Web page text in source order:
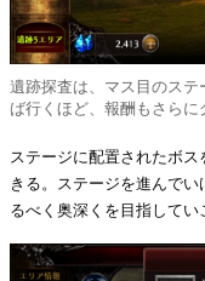
遺跡探査は、マス目のス
ば行くほど、報酬もさらに
ステージに配置されたボ
きる。ステージを進んで
るべく奥深くを目指してい